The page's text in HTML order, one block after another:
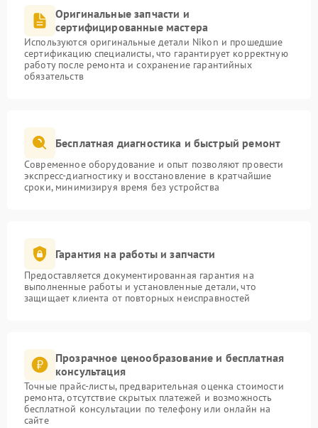
Оригинальные запчасти и
сертифицированные мастера
Используются оригинальные детали Nikon и прошедшие
сертификацию специалисты, что гарантирует корректную
работу после ремонта и сохранение гарантийных
обязательств
Бесплатная диагностика и быстрый ремонт
Современное оборудование и опыт позволяют провести
экспресс-диагностику и восстановление в кратчайшие
сроки, минимизируя время без устройства
Гарантия на работы и запчасти
Предоставляется документированная гарантия на
выполненные работы и установленные детали, что
защищает клиента от повторных неисправностей
Прозрачное ценообразование и бесплатная
консультация
Точные прайс-листы, предварительная оценка стоимости
ремонта, отсутствие скрытых платежей и возможность
бесплатной консультации по телефону или онлайн на
сайте